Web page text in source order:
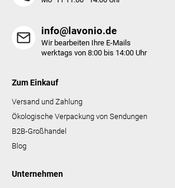
info@lavonio.de
Wir bearbeiten Ihre E-Mails
werktags von 8:00 bis 14:00 Uhr
Zum Einkauf
Versand und Zahlung
Ökologische Verpackung von Sendungen
B2B-Großhandel
Blog
Unternehmen